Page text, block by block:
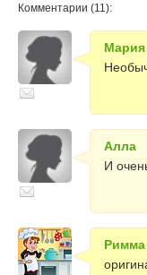
Комментарии (11):
Мария
Алла
И
Римма